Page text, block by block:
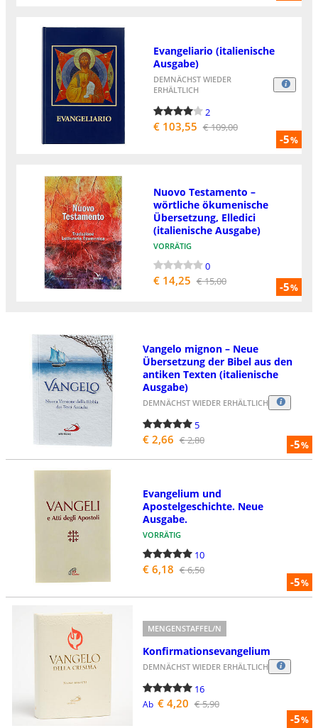
-5%
Evangeliario (italienische
Ausgabe)
DEMNÄCHST WIEDER
ERHÄLTLICH
2
€ 103,55 € 109,00
-5%
Nuovo Testamento –
wörtliche ökumenische
Übersetzung, Elledici
(italienische Ausgabe)
VORRÄTIG
0
€ 14,25 € 15,00
-5%
Vangelo mignon – Neue
Übersetzung der Bibel aus den
antiken Texten (italienische
Ausgabe)
DEMNÄCHST WIEDER ERHÄLTLICH
5
€ 2,66 € 2,80
-5%
Evangelium und
Apostelgeschichte. Neue
Ausgabe.
VORRÄTIG
10
€ 6,18 € 6,50
-5%
MENGENSTAFFEL/N
Konfirmationsevangelium
DEMNÄCHST WIEDER ERHÄLTLICH
16
Ab € 4,20 € 5,90